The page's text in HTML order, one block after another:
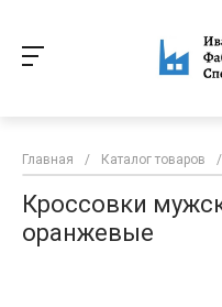
Главная / Каталог товаров /
Кроссовки
оранжевые